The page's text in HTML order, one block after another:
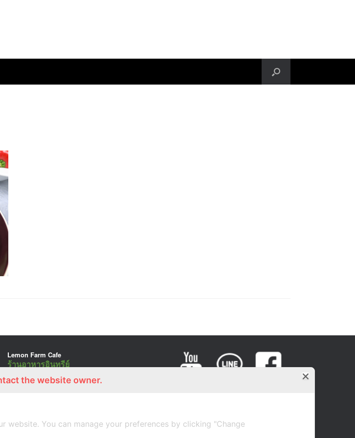
Lemon Farm Cafe
ร้านอาหารอินทรีย์
A SiteOriginTheme
the website owner.
You can manage your preferences by clicking "Change